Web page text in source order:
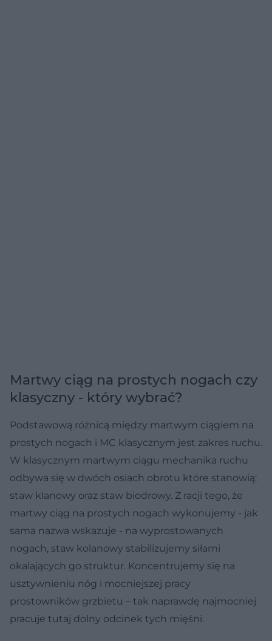
Martwy ciąg na prostych nogach czy
klasyczny - który wybrać?
Podstawową różnicą między martwym ciągiem na
prostych nogach i MC klasycznym jest zakres ruchu.
W klasycznym martwym ciągu mechanika ruchu
odbywa się w dwóch osiach obrotu które stanowią:
staw klanowy oraz staw biodrowy. Z racji tego, że
martwy ciąg na prostych nogach wykonujemy - jak
sama nazwa wskazuje - na wyprostowanych
nogach, staw kolanowy stabilizujemy siłami
okalających go struktur. Koncentrujemy się na
usztywnieniu nóg i mocniejszej pracy
prostowników grzbietu – tak naprawdę najmocniej
pracuje tutaj dolny odcinek tych mięśni.